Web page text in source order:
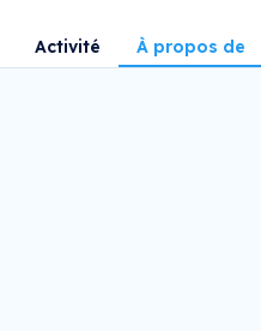
Activité À propos de